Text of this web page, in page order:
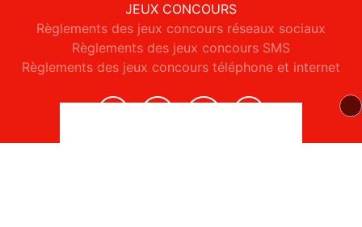
JEUX CONCOURS
Règlements des jeux concours réseaux sociaux
Règlements des jeux concours SMS
Règlements des jeux concours téléphone et internet